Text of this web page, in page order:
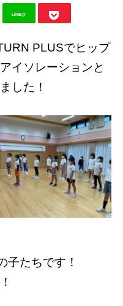
LINE@
PLUSでヒップ
イソレーションと
した！
子たちです！